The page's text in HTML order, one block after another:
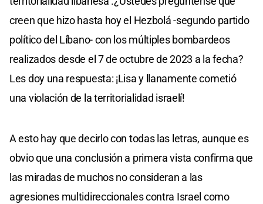
creen que hizo hasta hoy el Hezbolá -segundo partido
político del Líbano- con los múltiples bombardeos
realizados desde el 7 de octubre de 2023 a la fecha?
Les doy una respuesta: ¡Lisa y llanamente cometió
una violación de la territorialidad israelí!
A esto hay que decirlo con todas las letras, aunque es
obvio que una conclusión a primera vista confirma que
las miradas de muchos no consideran a las
agresiones multidireccionales contra Israel como